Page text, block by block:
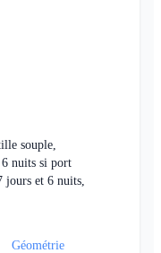
souple,
nuits si port
et 6 nuits,
Géométrie